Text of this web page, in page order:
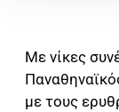
Με νίκες
με τους